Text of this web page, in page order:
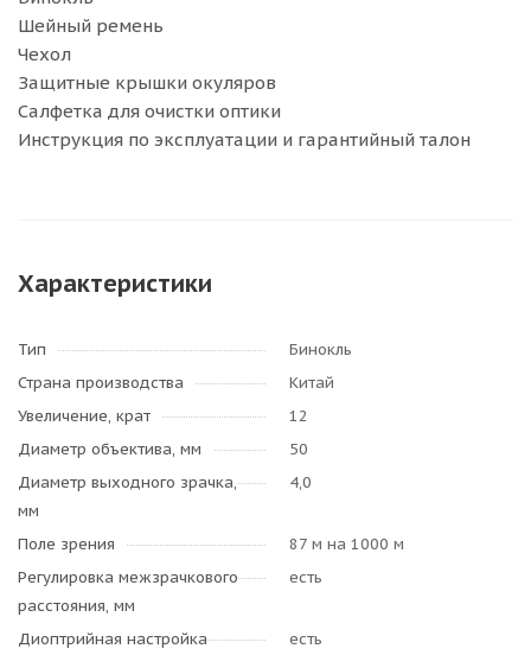
Шейный ремень
Чехол
Защитные крышки окуляров
Салфетка для очистки оптики
Инструкция по эксплуатации и гарантийный талон
Характеристики
Тип
Бинокль
Страна производства
Китай
Увеличение, крат
12
Диаметр объектива, мм
50
Диаметр выходного зрачка,
мм
4,0
Поле зрения
87 м на 1000 м
Регулировка межзрачкового
расстояния, мм
есть
Диоптрийная настройка
есть